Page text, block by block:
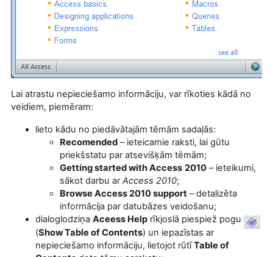
Lai atrastu nepieciešamo informāciju, var rīkoties kādā no
veidiem, piemēram:
lieto kādu no piedāvātajām tēmām sadaļās:
Recomended – ieteicamie raksti, lai gūtu
priekšstatu par atsevišķām tēmām;
Getting started with Access 2010 – ieteikumi,
sākot darbu arAccess 2010;
Browse Access 2010 support – detalizēta
informācija par datubāzes veidošanu;
dialoglodziņa Aceess Help rīkjoslā piespiež pogu
(Show Table of Contents) un iepazīstas ar
nepieciešamo informāciju, lietojot rūtīTable of